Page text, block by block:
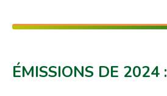
ÉMISSIONS DE 2024 :